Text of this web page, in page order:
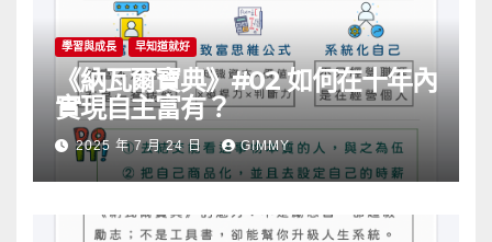
學習與成長 早知道就好
《納瓦爾寶典》#02 如何在十年內
實現自主富有？
2025 年 7 月 24 日 GIMMY